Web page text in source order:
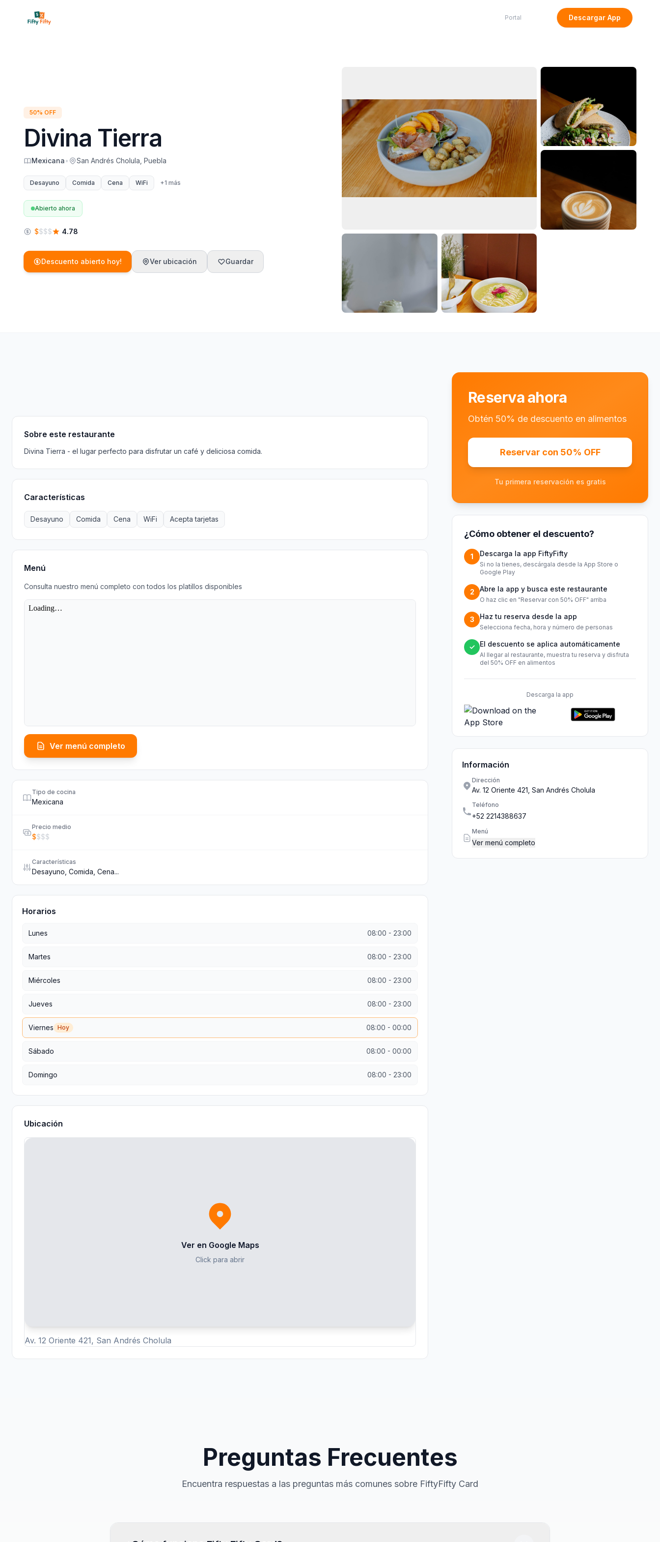
Portal Descargar App
50% OFF
Divina Tierra
Mexicana• San Andrés Cholula, Puebla
Desayuno Comida Cena WiFi +1 más
Abierto ahora
$$$$ 4.78
Descuento abierto hoy! Ver ubicación Guardar
Sobre este restaurante
Divina Tierra - el lugar perfecto para disfrutar un café y deliciosa comida.
Características
Desayuno Comida Cena WiFi Acepta tarjetas
Menú
Consulta nuestro menú completo con todos los platillos disponibles
Ver menú completo
Tipo de cocina
Mexicana
Precio medio
$$$$
Características
Desayuno, Comida, Cena...
Horarios
Lunes 08:00 - 23:00
Martes 08:00 - 23:00
Miércoles 08:00 - 23:00
Jueves 08:00 - 23:00
Viernes Hoy 08:00 - 00:00
Sábado 08:00 - 00:00
Domingo 08:00 - 23:00
Ubicación
Ver en Google Maps
Click para abrir
Av. 12 Oriente 421, San Andrés Cholula
Reserva ahora
Obtén 50% de descuento en alimentos
Reservar con 50% OFF
Tu primera reservación es gratis
¿Cómo obtener el descuento?
1 Descarga la app FiftyFifty
Si no la tienes, descárgala desde la App Store o
Google Play
2 Abre la app y busca este restaurante
O haz clic en "Reservar con 50% OFF" arriba
3 Haz tu reserva desde la app
Selecciona fecha, hora y número de personas
✓ El descuento se aplica automáticamente
Al llegar al restaurante, muestra tu reserva y disfruta
del 50% OFF en alimentos
Descarga la app
Información
Dirección
Av. 12 Oriente 421, San Andrés Cholula
Teléfono
+52 2214388637
Menú
Ver menú completo
Preguntas Frecuentes
Encuentra respuestas a las preguntas más comunes sobre FiftyFifty Card